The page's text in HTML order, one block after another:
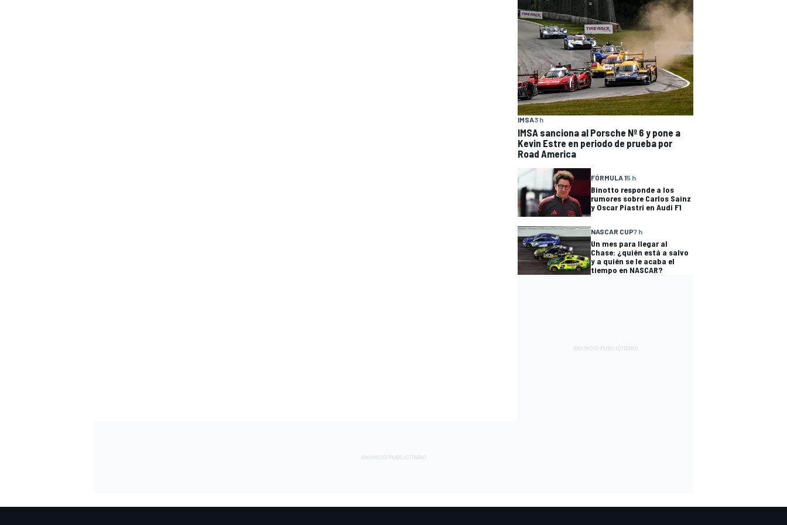
IMSA3 h
IMSA sanciona al Porsche Nº 6 y pone a
Kevin Estre en periodo de prueba por
Road America
FÓRMULA 15 h
Binotto responde a los
rumores sobre Carlos Sainz
y Oscar Piastri en Audi F1
NASCAR CUP7 h
Un mes para llegar al
Chase: ¿quién está a salvo
y a quién se le acaba el
tiempo en NASCAR?